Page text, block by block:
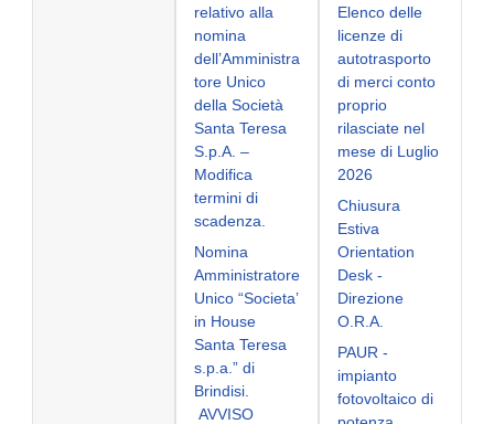
relativo alla
nomina
dell’Amministra
tore Unico
della Società
Santa Teresa
S.p.A. –
Modifica
termini di
scadenza.
Nomina
Amministratore
Unico “Societa’
in House
Santa Teresa
s.p.a.” di
Brindisi.
AVVISO
Elenco delle
licenze di
autotrasporto
di merci conto
proprio
rilasciate nel
mese di Luglio
2026
Chiusura
Estiva
Orientation
Desk -
Direzione
O.R.A.
PAUR -
impianto
fotovoltaico di